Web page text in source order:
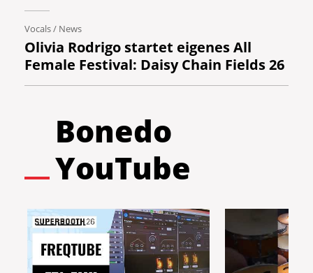
Vocals/ News
Olivia Rodrigo startet eigenes All
Female Festival: Daisy Chain Fields 26
Bonedo
YouTube